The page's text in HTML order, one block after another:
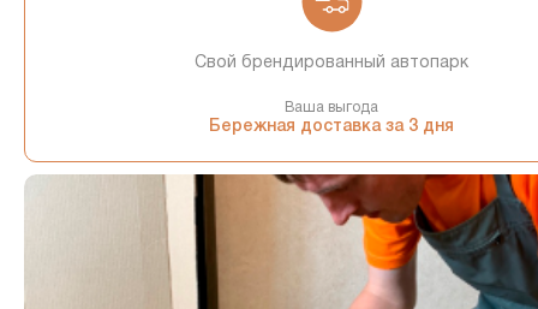
Свой брендированный автопарк
Ваша выгода
Бережная доставка за 3 дня